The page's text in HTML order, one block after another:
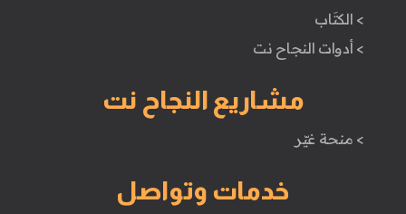
> الكتَاب
> أدوات النجاح نت
مشاريع النجاح نت
> منحة غيّر
خدمات وتواصل